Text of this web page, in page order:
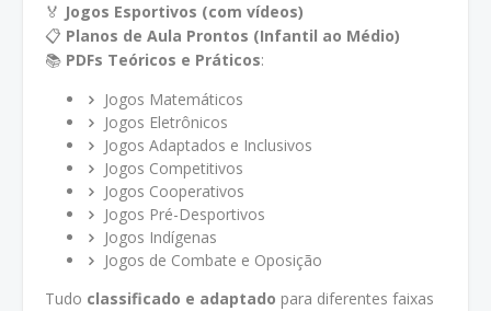
🏅 Jogos Esportivos (com vídeos)
📋 Planos de Aula Prontos (Infantil ao Médio)
📚 PDFs Teóricos e Práticos:
Jogos Matemáticos
Jogos Eletrônicos
Jogos Adaptados e Inclusivos
Jogos Competitivos
Jogos Cooperativos
Jogos Pré-Desportivos
Jogos Indígenas
Jogos de Combate e Oposição
Tudo classificado e adaptado para diferentes faixas